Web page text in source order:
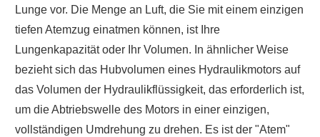
Lunge vor. Die Menge an Luft, die Sie mit einem einzigen
tiefen Atemzug einatmen können, ist Ihre
Lungenkapazität oder Ihr Volumen. In ähnlicher Weise
bezieht sich das Hubvolumen eines Hydraulikmotors auf
das Volumen der Hydraulikflüssigkeit, das erforderlich ist,
um die Abtriebswelle des Motors in einer einzigen,
vollständigen Umdrehung zu drehen. Es ist der "Atem"